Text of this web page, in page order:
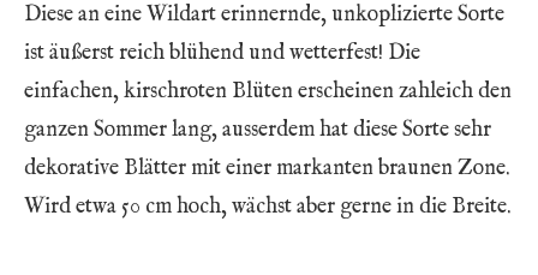
Diese an eine Wildart erinnernde, unkoplizierte Sorte
ist äußerst reich blühend und wetterfest! Die
einfachen, kirschroten Blüten erscheinen zahleich den
ganzen Sommer lang, ausserdem hat diese Sorte sehr
dekorative Blätter mit einer markanten braunen Zone.
Wird etwa 50 cm hoch, wächst aber gerne in die Breite.